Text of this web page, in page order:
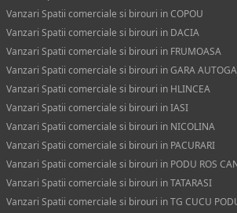
Vanzari Spatii comerciale si birouri in COPOU
Vanzari Spatii comerciale si birouri in DACIA
Vanzari Spatii comerciale si birouri in FRUMOASA
Vanzari Spatii comerciale si birouri in GARA
Vanzari Spatii comerciale si birouri in HLINCEA
Vanzari Spatii comerciale si birouri in IASI
Vanzari Spatii comerciale si birouri in NICOLINA
Vanzari Spatii comerciale si birouri in PACURARI
Vanzari Spatii comerciale si birouri in PODU ROS
Vanzari Spatii comerciale si birouri in TATARASI
Vanzari Spatii comerciale si birouri in TG CUCU